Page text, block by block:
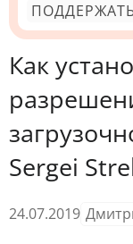
Как
Sergei
24.07.2019